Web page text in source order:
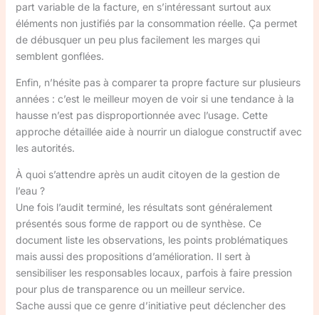
part variable de la facture, en s’intéressant surtout aux
éléments non justifiés par la consommation réelle. Ça permet
de débusquer un peu plus facilement les marges qui
semblent gonflées.
Enfin, n’hésite pas à comparer ta propre facture sur plusieurs
années : c’est le meilleur moyen de voir si une tendance à la
hausse n’est pas disproportionnée avec l’usage. Cette
approche détaillée aide à nourrir un dialogue constructif avec
les autorités.
À quoi s’attendre après un audit citoyen de la gestion de
l’eau ?
Une fois l’audit terminé, les résultats sont généralement
présentés sous forme de rapport ou de synthèse. Ce
document liste les observations, les points problématiques
mais aussi des propositions d’amélioration. Il sert à
sensibiliser les responsables locaux, parfois à faire pression
pour plus de transparence ou un meilleur service.
Sache aussi que ce genre d’initiative peut déclencher des